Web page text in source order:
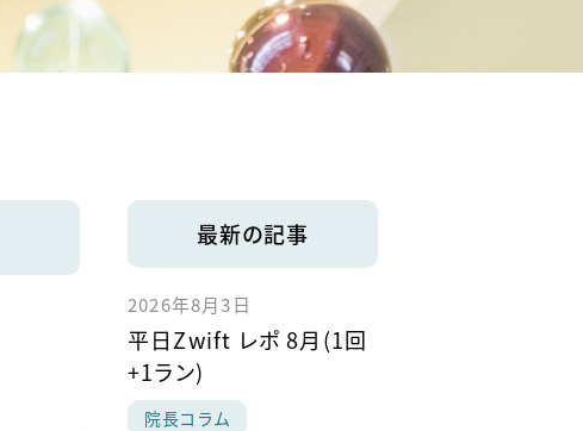
最新の記事
2026年8月3日
平日Zwift レポ 8月(1回
+1ラン)
院長コラム